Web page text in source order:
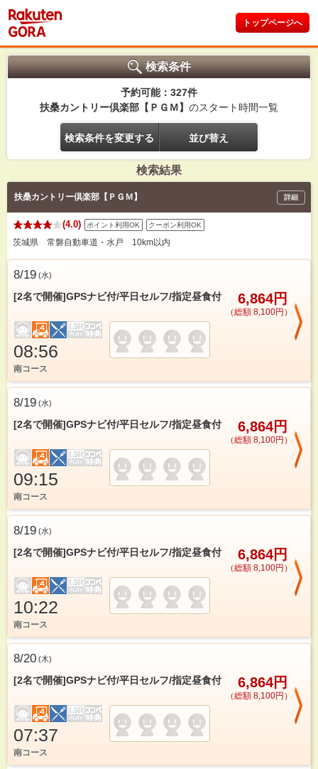
トップページへ
検索条件
予約可能：327件
扶桑カントリー倶楽部【ＰＧＭ】 のスタート時間一覧
検索条件を変更する 並び替え
検索結果
扶桑カントリー倶楽部【ＰＧＭ】 詳細
(4.0) ポイント利用OK クーポン利用OK
茨城県 常磐自動車道・水戸 10km以内
8/19 (水)
[2名で開催]GPSナビ付/平日セルフ/指定昼食付 6,864円
（総額 8,100円）
08:56
南コース
8/19 (水)
[2名で開催]GPSナビ付/平日セルフ/指定昼食付 6,864円
（総額 8,100円）
09:15
南コース
8/19 (水)
[2名で開催]GPSナビ付/平日セルフ/指定昼食付 6,864円
（総額 8,100円）
10:22
南コース
8/20 (木)
[2名で開催]GPSナビ付/平日セルフ/指定昼食付 6,864円
（総額 8,100円）
07:37
南コース